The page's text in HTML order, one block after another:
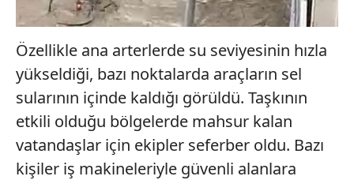
Özellikle ana arterlerde su seviyesinin hızla
yükseldiği, bazı noktalarda araçların sel
sularının içinde kaldığı görüldü. Taşkının
etkili olduğu bölgelerde mahsur kalan
vatandaşlar için ekipler seferber oldu. Bazı
kişiler iş makineleriyle güvenli alanlara